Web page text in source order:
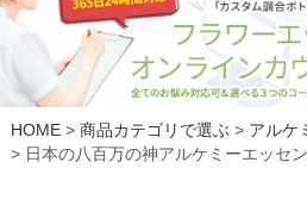
HOME 商品カテゴリで選ぶ
アルケ
日本の八百万の神アルケミーエッセ